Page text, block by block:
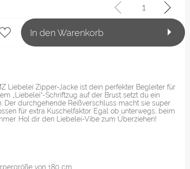
In den Warenkorb
Liebelei Zipper-Jacke ist dein perfekter Begleiter für
„Liebelei“-Schriftzug auf der Brust setzt du ein
Der durchgehende Reißverschluss macht sie super
für extra Kuschelfaktor. Egal ob unterwegs, beim
Hol dir den Liebelei-Vibe zum Überziehen!
von 180 cm.